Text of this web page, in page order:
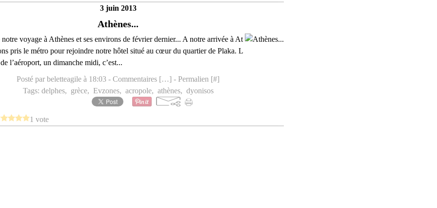
3 juin 2013
Athènes...
voyage à Athènes et ses environs de février dernier... A notre arrivée à At
pris le métro pour rejoindre notre hôtel situé au cœur du quartier de Plaka. L
l’aéroport, un dimanche midi, c’est...
Posté par beletteagile à 18:03 - Commentaires […] - Permalien [#]
Tags: delphes, grèce, Evzones, acropole, athènes, dyonisos
1 vote